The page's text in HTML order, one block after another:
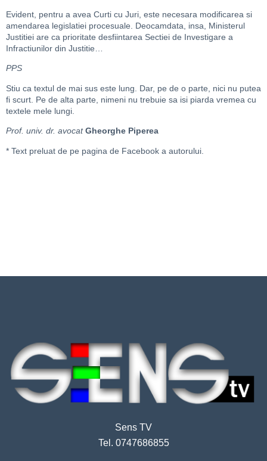
Evident, pentru a avea Curti cu Juri, este necesara modificarea si
amendarea legislatiei procesuale. Deocamdata, insa, Ministerul
Justitiei are ca prioritate desfiintarea Sectiei de Investigare a
Infractiunilor din Justitie…
PPS
Stiu ca textul de mai sus este lung. Dar, pe de o parte, nici nu putea
fi scurt. Pe de alta parte, nimeni nu trebuie sa isi piarda vremea cu
textele mele lungi.
Prof. univ. dr. avocat Gheorghe Piperea
* Text preluat de pe pagina de Facebook a autorului.
Sens TV
Tel. 0747686855